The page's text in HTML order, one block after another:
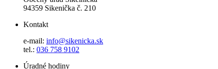
94359 Sikenička č. 210
Kontakt
e-mail: info@sikenicka.sk
tel.: 036 758 9102
Úradné hodiny